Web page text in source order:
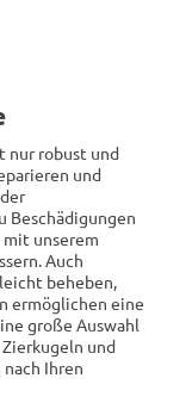
nur robust und
und
Beschädigungen
mit unserem
Auch
beheben,
ermöglichen eine
große Auswahl
und
nach Ihren